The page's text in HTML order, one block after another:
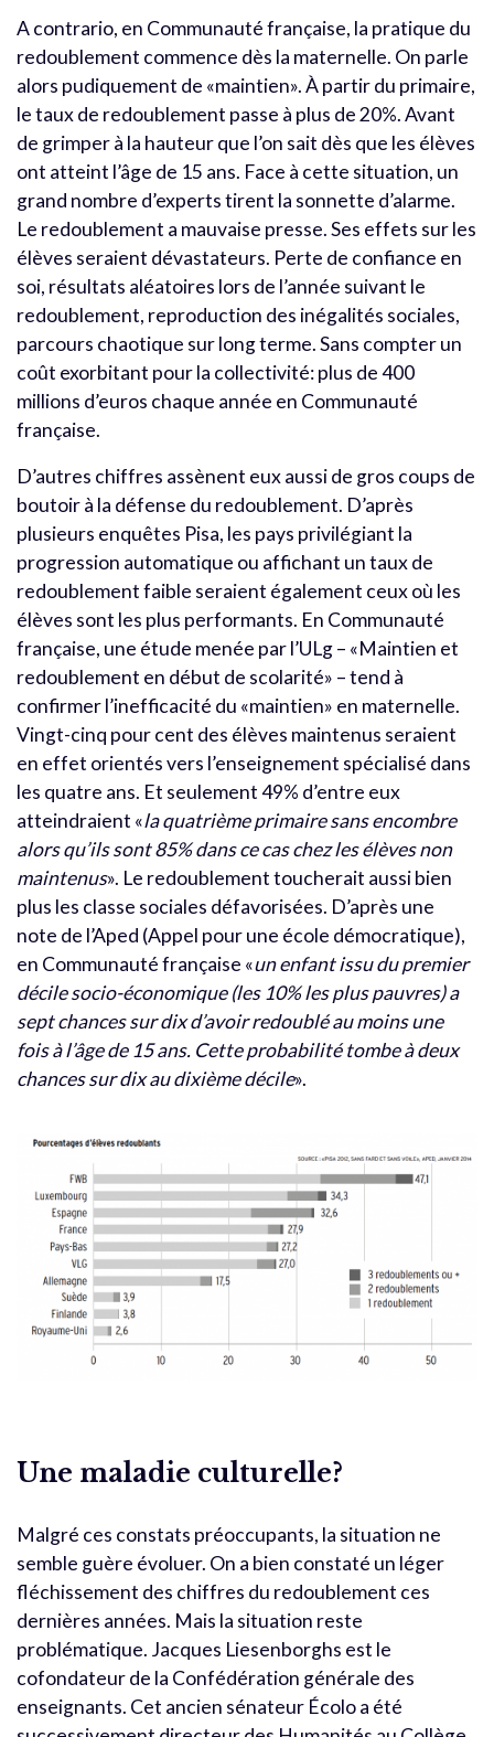
A contrario, en Communauté française, la pratique du
redoublement commence dès la maternelle. On parle
alors pudiquement de «maintien». À partir du primaire,
le taux de redoublement passe à plus de 20%. Avant
de grimper à la hauteur que l’on sait dès que les élèves
ont atteint l’âge de 15 ans. Face à cette situation, un
grand nombre d’experts tirent la sonnette d’alarme.
Le redoublement a mauvaise presse. Ses effets sur les
élèves seraient dévastateurs. Perte de confiance en
soi, résultats aléatoires lors de l’année suivant le
redoublement, reproduction des inégalités sociales,
parcours chaotique sur long terme. Sans compter un
coût exorbitant pour la collectivité: plus de 400
millions d’euros chaque année en Communauté
française.
D’autres chiffres assènent eux aussi de gros coups de
boutoir à la défense du redoublement. D’après
plusieurs enquêtes Pisa, les pays privilégiant la
progression automatique ou affichant un taux de
redoublement faible seraient également ceux où les
élèves sont les plus performants. En Communauté
française, une étude menée par l’ULg – «Maintien et
redoublement en début de scolarité» – tend à
confirmer l’inefficacité du «maintien» en maternelle.
Vingt-cinq pour cent des élèves maintenus seraient
en effet orientés vers l’enseignement spécialisé dans
les quatre ans. Et seulement 49% d’entre eux
atteindraient «la quatrième primaire sans encombre
alors qu’ils sont 85% dans ce cas chez les élèves non
maintenus». Le redoublement toucherait aussi bien
plus les classe sociales défavorisées. D’après une
note de l’Aped (Appel pour une école démocratique),
en Communauté française «un enfant issu du premier
décile socio-économique (les 10% les plus pauvres) a
sept chances sur dix d’avoir redoublé au moins une
fois à l’âge de 15 ans. Cette probabilité tombe à deux
chances sur dix au dixième décile».
Une maladie culturelle?
Malgré ces constats préoccupants, la situation ne
semble guère évoluer. On a bien constaté un léger
fléchissement des chiffres du redoublement ces
dernières années. Mais la situation reste
problématique. Jacques Liesenborghs est le
cofondateur de la Confédération générale des
enseignants. Cet ancien sénateur Écolo a été